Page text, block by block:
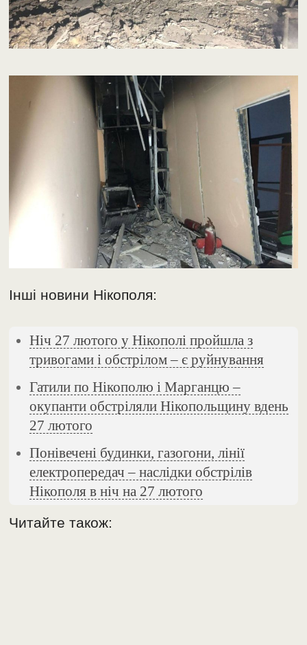
Інші новини Нікополя:
Ніч 27 лютого у Нікополі пройшла з
тривогами і обстрілом – є руйнування
Гатили по Нікополю і Марганцю –
окупанти обстріляли Нікопольщину вдень
27 лютого
Понівечені будинки, газогони, лінії
електропередач – наслідки обстрілів
Нікополя в ніч на 27 лютого
Читайте також: